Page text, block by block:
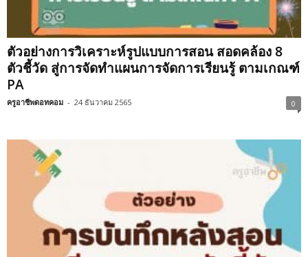
ตัวอย่างการวิเคราะห์​รูปแบบการสอน​ สอดคล้อง​ 8​
ตัวชี้วัด​ สู่การจัดทำแผนการจัดการเรียนรู้ ตามเกณฑ์
PA
ครูอาชีพดอทคอม - 24 ธันวาคม 2565 0